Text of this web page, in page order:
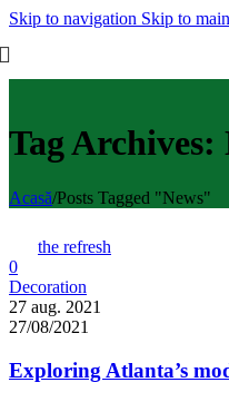
Skip to navigation Skip to
Tag Archives:
Acasă/Posts Tagged "News"
the refresh
0
Decoration
27 aug. 2021
27/08/2021
Exploring Atlanta’s